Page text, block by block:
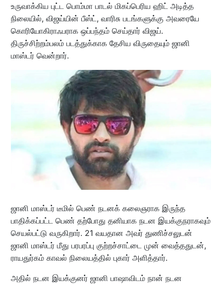
உருவாக்கிய புட்ட பொம்மா பாடல் மிகப்பெரிய ஹிட் அடித்த
நிலையில், விஜய்யின் பீஸ்ட், வாரிசு படங்களுக்கு அவரையே
கொரியோகிராஃபராக ஒப்பந்தம் செய்தார் விஜய்.
திருச்சிற்றம்பலம் படத்துக்காக தேசிய விருதையும் ஜானி
மாஸ்டர் வென்றார்.
ஜானி மாஸ்டர் டீமில் பெண் நடனக் கலைஞராக இருந்த
பாதிக்கப்பட்ட பெண் தற்போது தனியாக நடன இயக்குநராகவும்
செயல்பட்டு வருகிறார். 21 வயதான அவர் துணிச்சலுடன்
ஜானி மாஸ்டர் மீது பரபரப்பு குற்றச்சாட்டை முன் வைத்ததுடன்,
ராயதுர்கம் காவல் நிலையத்தில் புகார் அளித்தார்.
அதில் நடன இயக்குனர் ஜானி பாஷாவிடம் நான் நடன